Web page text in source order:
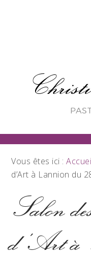
Vous êtes ici :
d’Art à Lannion du
Salon
d’Art à